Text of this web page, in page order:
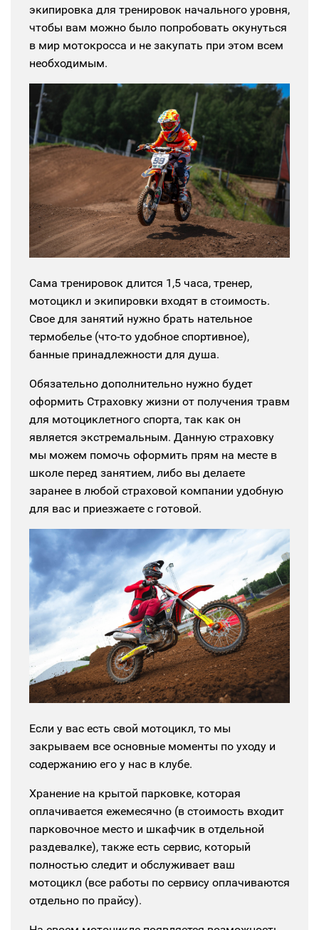
экипировка для тренировок начального уровня,
чтобы вам можно было попробовать окунуться
в мир мотокросса и не закупать при этом всем
необходимым.
Сама тренировок длится 1,5 часа, тренер,
мотоцикл и экипировки входят в стоимость.
Свое для занятий нужно брать нательное
термобелье (что-то удобное спортивное),
банные принадлежности для душа.
Обязательно дополнительно нужно будет
оформить Страховку жизни от получения травм
для мотоциклетного спорта, так как он
является экстремальным. Данную страховку
мы можем помочь оформить прям на месте в
школе перед занятием, либо вы делаете
заранее в любой страховой компании удобную
для вас и приезжаете с готовой.
Если у вас есть свой мотоцикл, то мы
закрываем все основные моменты по уходу и
содержанию его у нас в клубе.
Хранение на крытой парковке, которая
оплачивается ежемесячно (в стоимость входит
парковочное место и шкафчик в отдельной
раздевалке), также есть сервис, который
полностью следит и обслуживает ваш
мотоцикл (все работы по сервису оплачиваются
отдельно по прайсу).